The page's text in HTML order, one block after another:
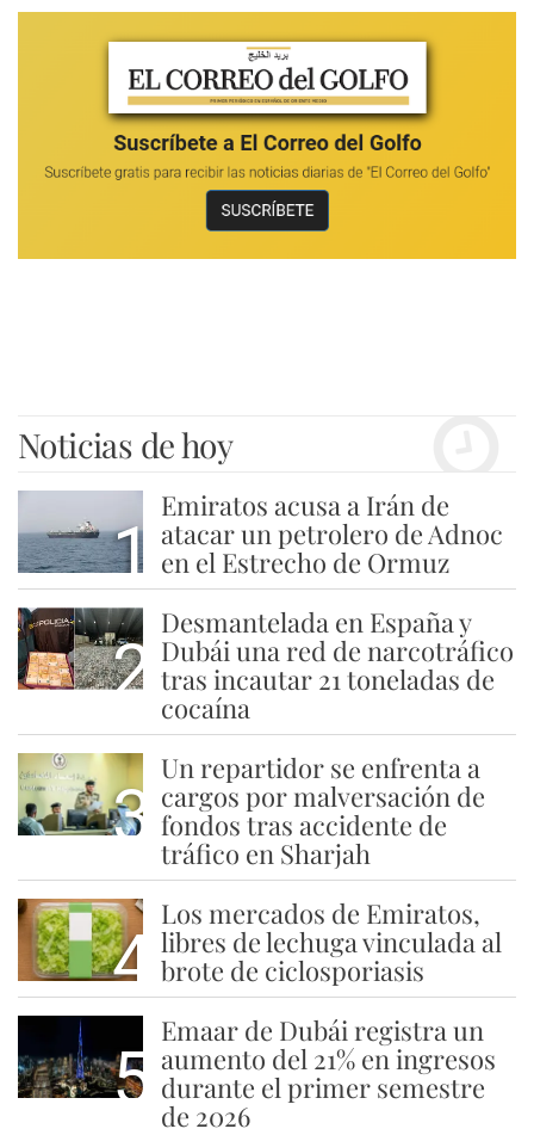
Noticias de hoy
1
Emiratos acusa a Irán de
atacar un petrolero de Adnoc
en el Estrecho de Ormuz
2
Desmantelada en España y
Dubái una red de narcotráfico
tras incautar 21 toneladas de
cocaína
3
Un repartidor se enfrenta a
cargos por malversación de
fondos tras accidente de
tráfico en Sharjah
4
Los mercados de Emiratos,
libres de lechuga vinculada al
brote de ciclosporiasis
5
Emaar de Dubái registra un
aumento del 21% en ingresos
durante el primer semestre
de 2026